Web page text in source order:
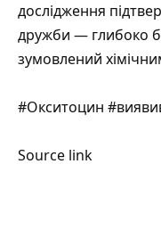
дослідження
дружби — глибоко
зумовлений
#Окситоцин
Source link